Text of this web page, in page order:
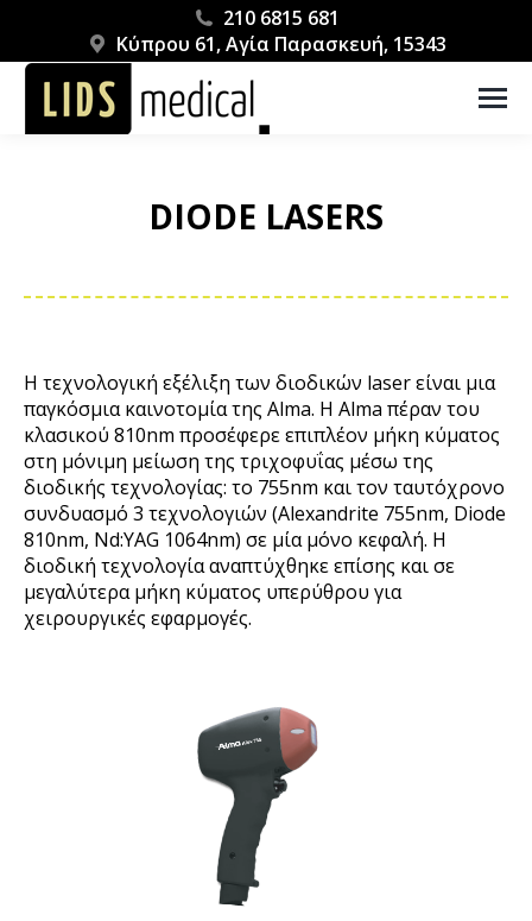
210 6815 681
Κύπρου 61, Αγία Παρασκευή, 15343
DIODE LASERS
Η τεχνολογική εξέλιξη των διοδικών laser είναι μια
παγκόσμια καινοτομία της Alma. Η Alma πέραν του
κλασικού 810nm προσέφερε επιπλέον μήκη κύματος
στη μόνιμη μείωση της τριχοφυΐας μέσω της
διοδικής τεχνολογίας: το 755nm και τον ταυτόχρονο
συνδυασμό 3 τεχνολογιών (Alexandrite 755nm, Diode
810nm, Nd:YAG 1064nm) σε μία μόνο κεφαλή. Η
διοδική τεχνολογία αναπτύχθηκε επίσης και σε
μεγαλύτερα μήκη κύματος υπερύθρου για
χειρουργικές εφαρμογές.